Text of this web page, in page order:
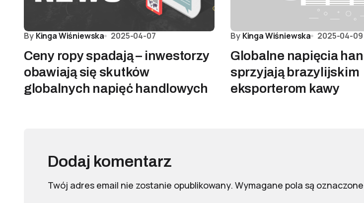
By Kinga Wiśniewska 2025-04-07
Ceny ropy spadają – inwestorzy
obawiają się skutków
globalnych napięć handlowych
By Kinga Wiśniewska 2025-04-09
Globalne napięcia
sprzyjają brazylijskim
eksporterom kawy
Dodaj komentarz
Twój adres email nie zostanie opublikowany. Wymagane pola są oznaczone